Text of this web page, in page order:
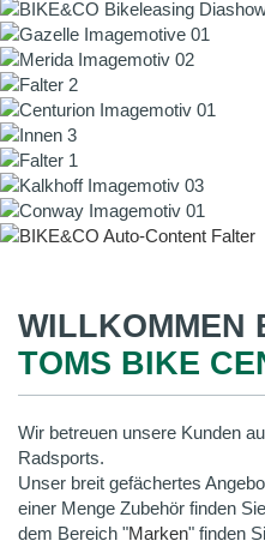
WILLKOMMEN
TOMS BIKE
Wir betreuen unsere Kunden
Radsports.
Unser breit gefächertes
einer Menge Zubehör finden
dem Bereich "Marken" finden